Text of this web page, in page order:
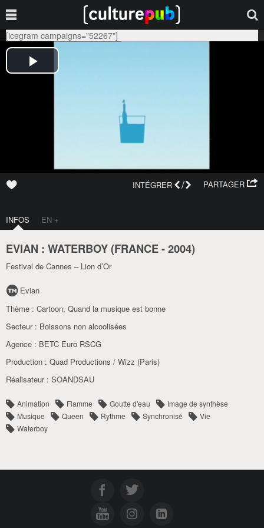
[icegram campaigns="52267"]
PARTAGER
INTÉGRER /
INFOS EN +
EVIAN : WATERBOY (FRANCE-2004)
Festival de Cannes – Lion d’Or
Evian
Thème : Cartoon, Quand la musique est bonne
Secteur : Boissons non alcoolisées
Agence : BETC Euro RSCG
Production : Quad Productions / Wizz (Paris)
Réalisateur : SOANDSAU
Animation Flamme Goutte d'eau
Image de synthèse
Musique
Queen Rythme Synchronisé
Vie
Waterboy